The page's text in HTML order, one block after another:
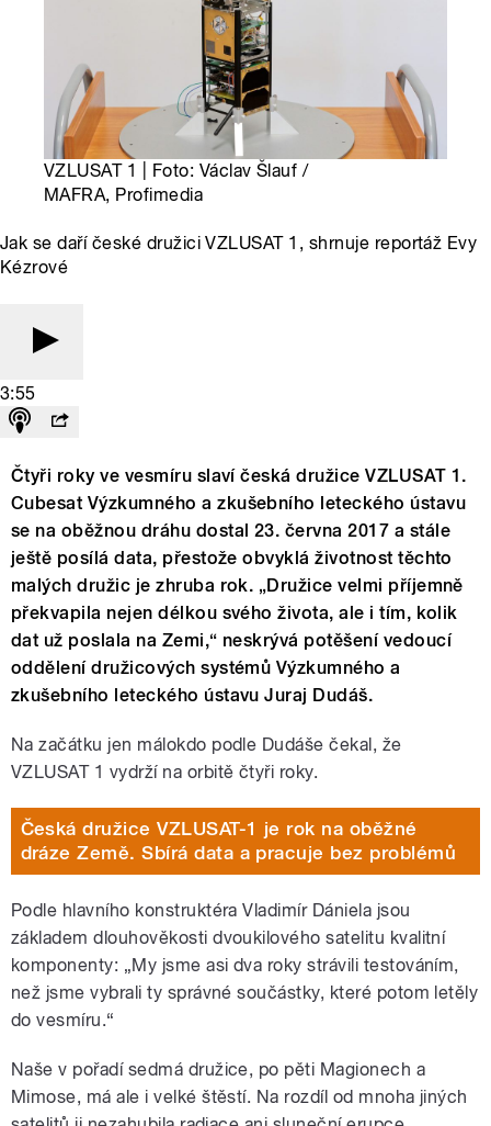
VZLUSAT 1 | Foto: Václav Šlauf /
MAFRA, Profimedia
Jak se daří české družici VZLUSAT 1, shrnuje reportáž Evy
Kézrové
3:55
Čtyři roky ve vesmíru slaví česká družice VZLUSAT 1.
Cubesat Výzkumného a zkušebního leteckého ústavu
se na oběžnou dráhu dostal 23. června 2017 a stále
ještě posílá data, přestože obvyklá životnost těchto
malých družic je zhruba rok. „Družice velmi příjemně
překvapila nejen délkou svého života, ale i tím, kolik
dat už poslala na Zemi,“ neskrývá potěšení vedoucí
oddělení družicových systémů Výzkumného a
zkušebního leteckého ústavu Juraj Dudáš.
Na začátku jen málokdo podle Dudáše čekal, že
VZLUSAT 1 vydrží na orbitě čtyři roky.
Česká družice VZLUSAT-1 je rok na oběžné
dráze Země. Sbírá data a pracuje bez problémů
Podle hlavního konstruktéra Vladimír Dániela jsou
základem dlouhověkosti dvoukilového satelitu kvalitní
komponenty: „My jsme asi dva roky strávili testováním,
než jsme vybrali ty správné součástky, které potom letěly
do vesmíru.“
Naše v pořadí sedmá družice, po pěti Magionech a
Mimose, má ale i velké štěstí. Na rozdíl od mnoha jiných